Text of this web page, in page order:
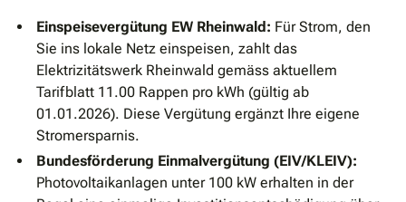
Einspeisevergütung EW Rheinwald: Für Strom, den
Sie ins lokale Netz einspeisen, zahlt das
Elektrizitätswerk Rheinwald gemäss aktuellem
Tarifblatt 11.00 Rappen pro kWh (gültig ab
01.01.2026). Diese Vergütung ergänzt Ihre eigene
Stromersparnis.
Bundesförderung Einmalvergütung (EIV/KLEIV):
Photovoltaikanlagen unter 100 kW erhalten in der